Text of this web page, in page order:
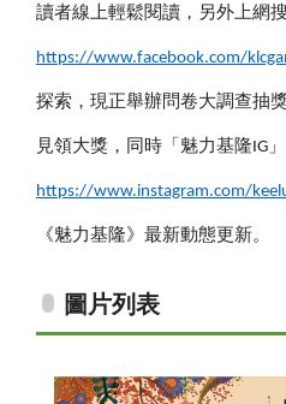
讀者線上輕鬆閱讀，另外上網搜
https://www.facebook.com/
探索，現正舉辦問卷大調查抽
見領大獎，同時「魅力基隆IG」
https://www.instagram.com/
《魅力基隆》最新動態更新。
圖片列表